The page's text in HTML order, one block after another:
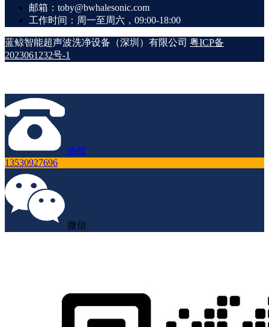
邮箱：toby@bwhalesonic.com
工作时间：周一至周六，09:00-18:00
蓝鲸智能超声波洗净设备（深圳）有限公司 粤ICP备
2023061232号-1
热线
13530927696
微信